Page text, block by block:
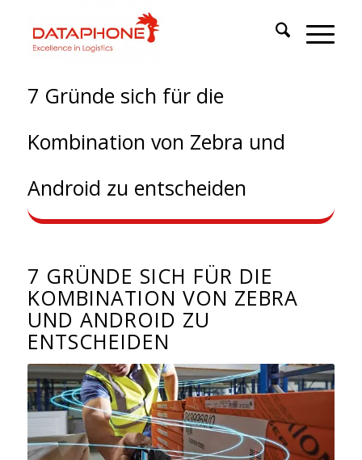
7 Gründe sich für die
Kombination von Zebra und
Android zu entscheiden
7 GRÜNDE SICH FÜR DIE
KOMBINATION VON ZEBRA
UND ANDROID ZU
ENTSCHEIDEN